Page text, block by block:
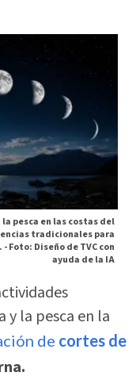
pesca en las costas del
tradicionales para
-Foto: Diseño de TVC con
ayuda de la IA
y la pesca en la
de cortes de